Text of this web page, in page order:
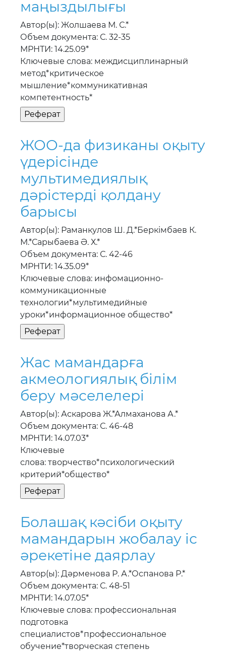
маңыздылығы
Автор(ы): Жолшаева М. С.*
Объем документа: С. 32-35
МРНТИ: 14.25.09*
Ключевые слова: междисциплинарный
метод*критическое
мышление*коммуникативная
компетентность*
ЖОО-да физиканы оқыту
үдерiсiнде
мультимедиялық
дәрiстердi қолдану
барысы
Автор(ы): Раманкулов Ш. Д.*Беркiмбаев К.
М.*Сарыбаева Ә. Х.*
Объем документа: С. 42-46
МРНТИ: 14.35.09*
Ключевые слова: инфомационно-
коммуникационные
технологии*мультимедийные
уроки*информационное общество*
Жас мамандарға
акмеологиялық бiлiм
беру мәселелерi
Автор(ы): Аскарова Ж.*Алмаханова А.*
Объем документа: С. 46-48
МРНТИ: 14.07.03*
Ключевые
слова: творчество*психологический
критерий*общество*
Болашақ кәсiби оқыту
мамандарын жобалау iс
әрекетiне даярлау
Автор(ы): Дәрменова Р. А.*Оспанова Р.*
Объем документа: С. 48-51
МРНТИ: 14.07.05*
Ключевые слова: профессиональная
подготовка
специалистов*профессиональное
обучение*творческая степень